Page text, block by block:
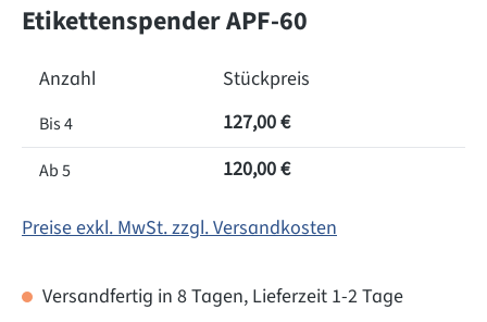
Etikettenspender APF-60
Anzahl Stückpreis
Bis4 127,00 €
Ab5 120,00 €
Preise exkl. MwSt. zzgl. Versandkosten
Versandfertig in 8 Tagen, Lieferzeit 1-2 Tage